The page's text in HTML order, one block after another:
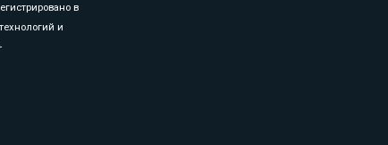
в
и